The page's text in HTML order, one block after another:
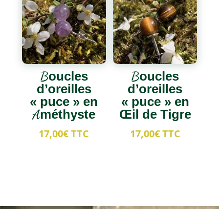
Boucles
d’oreilles
« puce » en
Améthyste
17,00€TTC
Boucles
d’oreilles
« puce » en
Œil de Tigre
17,00€TTC